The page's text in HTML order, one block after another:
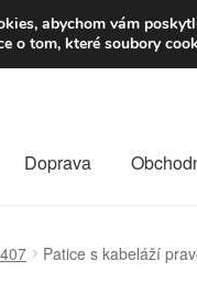
od 139,-Kč
Doprava
407 Patice s kabeláží
abychom vám
o tom, které soubory